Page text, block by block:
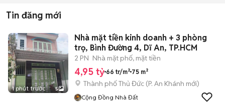
Tin đăng mới
1 phút trước 5
Nhà mặt tiền kinh doanh + 3 phòng
trọ, Bình Đường 4, Dĩ An, TP.HCM
2 PN Nhà mặt phố, mặt tiền
4,95 tỷ 66 tr/m² 75 m²
Thành phố Thủ Đức (P. An Khánh mới)
Cộng Đồng Nhà Đất